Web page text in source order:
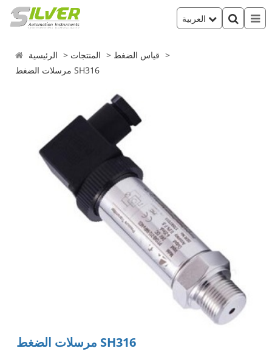
الرئيسية المنتجات
قياس الضغط
مرسلات الضغط SH316
مرسلات الضغط SH316